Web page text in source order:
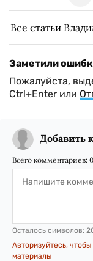
Все статьи
Заметили
Пожалуйста,
Ctrl+Enter или
Добавить
Всего комментариев: 0
Осталось символов:
Авторизуйтесь,
материалы